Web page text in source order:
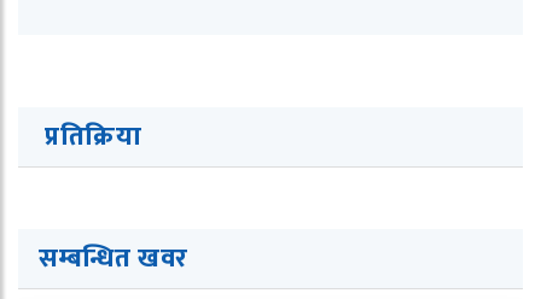
प्रतिक्रिया
सम्बन्धित खवर